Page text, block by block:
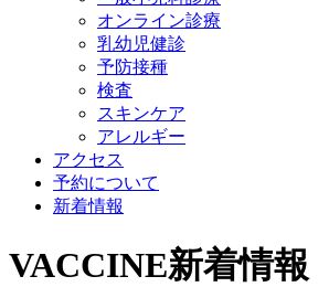
オンライン診療
乳幼児健診
予防接種
検査
スキンケア
アレルギー
アクセス
予約について
新着情報
VACCINE新着情報